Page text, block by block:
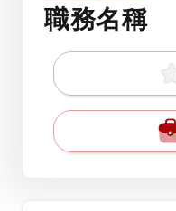
職務名稱